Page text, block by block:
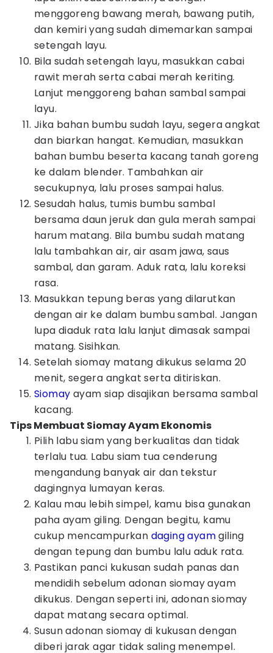
menggoreng bawang merah, bawang putih,
dan kemiri yang sudah dimemarkan sampai
setengah layu.
Bila sudah setengah layu, masukkan cabai
rawit merah serta cabai merah keriting.
Lanjut menggoreng bahan sambal sampai
layu.
Jika bahan bumbu sudah layu, segera angkat
dan biarkan hangat. Kemudian, masukkan
bahan bumbu beserta kacang tanah goreng
ke dalam blender. Tambahkan air
secukupnya, lalu proses sampai halus.
Sesudah halus, tumis bumbu sambal
bersama daun jeruk dan gula merah sampai
harum matang. Bila bumbu sudah matang
lalu tambahkan air, air asam jawa, saus
sambal, dan garam. Aduk rata, lalu koreksi
rasa.
Masukkan tepung beras yang dilarutkan
dengan air ke dalam bumbu sambal. Jangan
lupa diaduk rata lalu lanjut dimasak sampai
matang. Sisihkan.
Setelah siomay matang dikukus selama 20
menit, segera angkat serta ditiriskan.
Siomay ayam siap disajikan bersama sambal
kacang.
Tips Membuat Siomay Ayam Ekonomis
Pilih labu siam yang berkualitas dan tidak
terlalu tua. Labu siam tua cenderung
mengandung banyak air dan tekstur
dagingnya lumayan keras.
Kalau mau lebih simpel, kamu bisa gunakan
paha ayam giling. Dengan begitu, kamu
cukup mencampurkan daging ayamgiling
dengan tepung dan bumbu lalu aduk rata.
Pastikan panci kukusan sudah panas dan
mendidih sebelum adonan siomay ayam
dikukus. Dengan seperti ini, adonan siomay
dapat matang secara optimal.
Susun adonan siomay di kukusan dengan
diberi jarak agar tidak saling menempel.